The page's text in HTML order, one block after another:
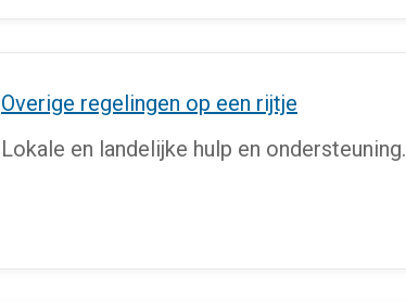
Overige regelingen op een rijtje
Lokale en landelijke hulp en ondersteuning.